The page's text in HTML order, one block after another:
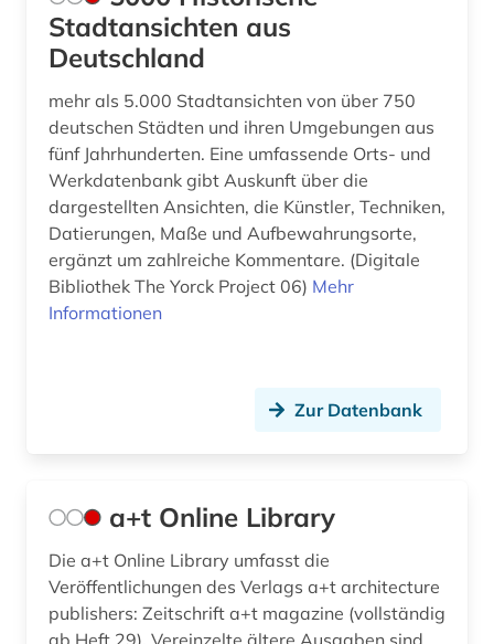
baukunst (1)
bauleistung (2)
baumangel (1)
baumaschine (2)
baumaschinen (1)
baumaßnahme (1)
baupreis (2)
bauprodukt (5)
baurecht (14)
Stadtansichten aus
Deutschland
mehr als 5.000 Stadtansichten von über 750
deutschen Städten und ihren Umgebungen aus
fünf Jahrhunderten. Eine umfassende Orts- und
Werkdatenbank gibt Auskunft über die
dargestellten Ansichten, die Künstler, Techniken,
Datierungen, Maße und Aufbewahrungsorte,
ergänzt um zahlreiche Kommentare. (Digitale
Bibliothek The Yorck Project 06) Mehr
Informationen
Zur Datenbank
a+t Online Library
Die a+t Online Library umfasst die
Veröffentlichungen des Verlags a+t architecture
publishers: Zeitschrift a+t magazine (vollständig